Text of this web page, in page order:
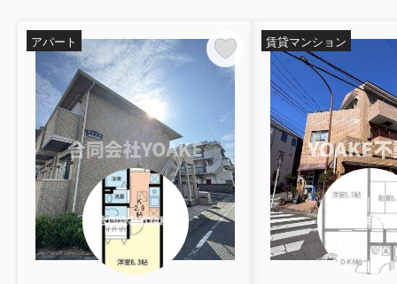
アパート 賃貸マンション